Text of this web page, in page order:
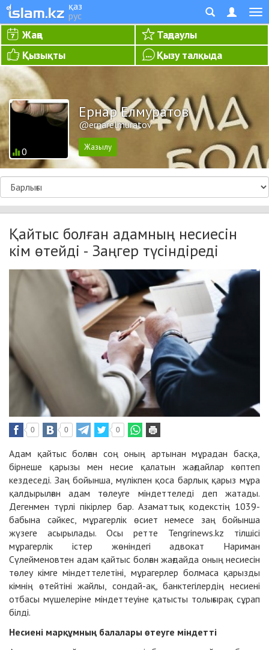
қаз
рус
Жаңа
Таңдаулы
Қызықты
Қызу талқыда
0
Ернар Елмуратов
@ernarelmuratov
Қайтыс болған адамның несиесін
кім өтейді - Заңгер түсіндіреді
0 0 0
Адам қайтыс болған соң оның артынан мұрадан басқа,
бірнеше қарызы мен несие қалатын жағдайлар көптеп
кездеседі. Заң бойынша, мүлікпен қоса барлық қарыз мұра
қалдырылған адам төлеуге міндеттеледі деп жатады.
Дегенмен түрлі пікірлер бар. Азаматтық кодекстің 1039-
бабына сәйкес, мұрагерлiк өсиет немесе заң бойынша
жүзеге асырылады. Осы ретте Tengrinews.kz тілшісі
мұрагерлік істер жөніндегі адвокат Нариман
Сүлейменовтен адам қайтыс болған жағдайда оның несиесін
төлеу кімге міндеттелетіні, мұрагерлер болмаса қарызды
кімнің өтейтіні жайлы, сондай-ақ, банктегілердің несиені
отбасы мүшелеріне міндеттеуіне қатысты толығырақ сұрап
білді.
Несиені марқұмның балалары өтеуге міндетті